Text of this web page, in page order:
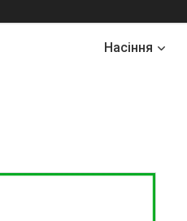
Насіння